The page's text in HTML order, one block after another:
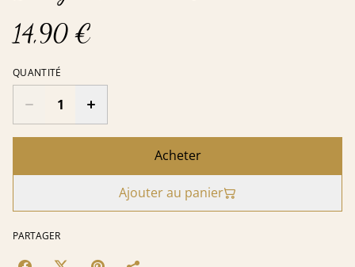
14,90 €
QUANTITÉ
Acheter
Ajouter au panier
PARTAGER